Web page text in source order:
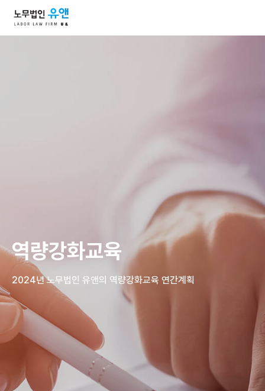
역량강화교육
2024년 노무법인 유앤의 역량강화교육 연간계획